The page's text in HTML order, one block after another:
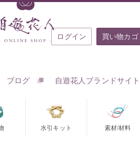
ログイン 買い物カゴ
ブログ 自遊花人ブランドサイ
水引キット 素材/材料